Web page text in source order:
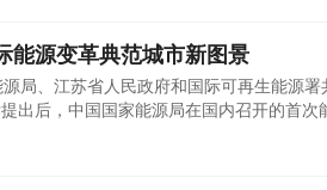
能源变革典范城市新图景
局、江苏省人民政府和国际可再生能源
出后，中国国家能源局在国内召开的首
景，再度为全球所聚焦。